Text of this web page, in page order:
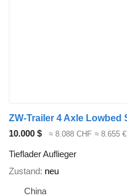
10.000 $ ≈ 8.088 CHF ≈ 8.655 €
Tieflader Auflieger
Zustand neu
China